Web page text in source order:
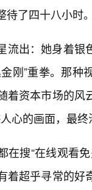
待了四十八小时
流出：她身着
刚”重拳。那
着资本市场的
心的画面，最
在搜“在线观看
着超乎寻常的